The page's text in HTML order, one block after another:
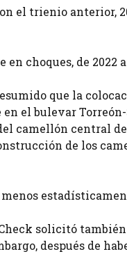
el trienio anterior,
en choques, de 2022
que la
el bulevar Torreón-
camellón central
de los
menos
solicitó
después de